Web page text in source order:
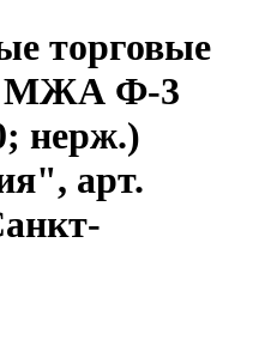
торговые
Ф-3
нерж.)
арт.